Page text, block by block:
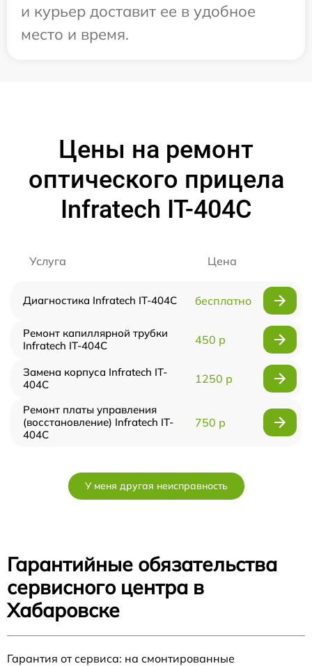
и курьер доставит ее в удобное
место и время.
Цены на ремонт
оптического прицела
Infratech IT-404C
Услуга Цена
Диагностика Infratech IT-404C бесплатно
Ремонт капиллярной трубки
Infratech IT-404C
450 р
Замена корпуса Infratech IT-
404C
1250 р
Ремонт платы управления
(восстановление) Infratech IT-
404C
750 р
У меня другая неисправность
Гарантийные обязательства
сервисного центра в
Хабаровске
Гарантия от сервиса: на смонтированные